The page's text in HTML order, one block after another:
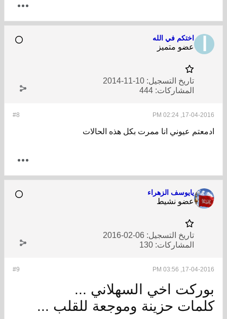
اختكم في الله
عضو متميز
تاريخ التسجيل: 10-11-2014
المشاركات: 444
#8 17-04-2016, 02:24 PM
ادمعتم عيوني انا ممرت بكل هذه الحالات
يايوسف الزهراء
عضو نشيط
تاريخ التسجيل: 06-02-2016
المشاركات: 130
#9 17-04-2016, 03:56 PM
بوركت اخي السهلاني ...
كلمات حزينة وموجعة للقلب ...